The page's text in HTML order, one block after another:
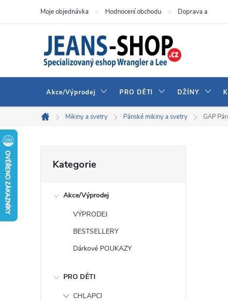
Moje objednávka Hodnocení obchodu Doprava a platba
Akce/Výprodej PRO DĚTI DŽÍNY
Domů
Mikiny a svetry Pánské mikiny a svetry GAP
kategorie
Kategorie
Akce/Výprodej
VÝPRODEJ
BESTSELLERY
Dárkové POUKAZY
PRO DĚTI
CHLAPCI